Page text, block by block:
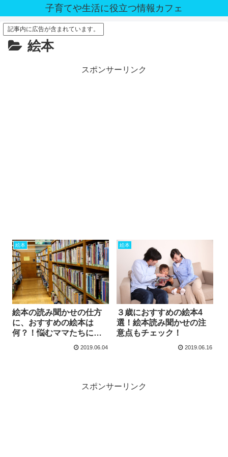
子育てや生活に役立つ情報カフェ
記事内に広告が含まれています。
絵本
スポンサーリンク
絵本
絵本の読み聞かせの仕方
に、おすすめの絵本は
何？！悩むママたちに絵
本のことなんでも教えま
2019.06.04
絵本
３歳におすすめの絵本4
選！絵本読み聞かせの注
意点もチェック！
2019.06.16
スポンサーリンク